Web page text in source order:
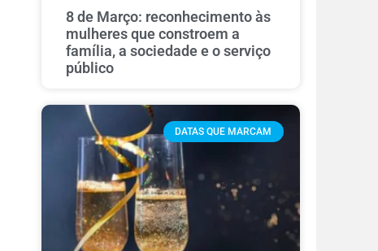
8 de Março: reconhecimento às
mulheres que constroem a
família, a sociedade e o serviço
público
DATAS QUE MARCAM